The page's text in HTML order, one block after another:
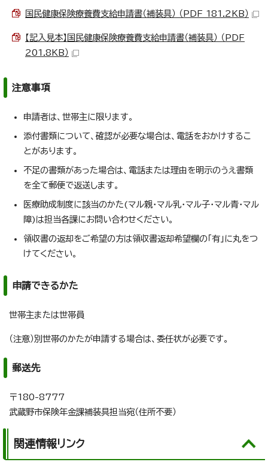
国民健康保険療養費支給申請書（補装具） （PDF 181.2KB）
【記入見本】国民健康保険療養費支給申請書（補装具） （PDF
201.8KB）
注意事項
申請者は、世帯主に限ります。
添付書類について、確認が必要な場合は、電話をおかけするこ
とがあります。
不足の書類があった場合は、電話または理由を明示のうえ書類
を全て郵便で返送します。
医療助成制度に該当のかた(マル親・マル乳・マル子・マル青・マル
障)は担当各課にお問い合わせください。
領収書の返却をご希望の方は領収書返却希望欄の「有」に丸をつ
けてください。
申請できるかた
世帯主または世帯員
（注意）別世帯のかたが申請する場合は、委任状が必要です。
郵送先
〒180-8777
武蔵野市保険年金課補装具担当宛（住所不要）
関連情報リンク